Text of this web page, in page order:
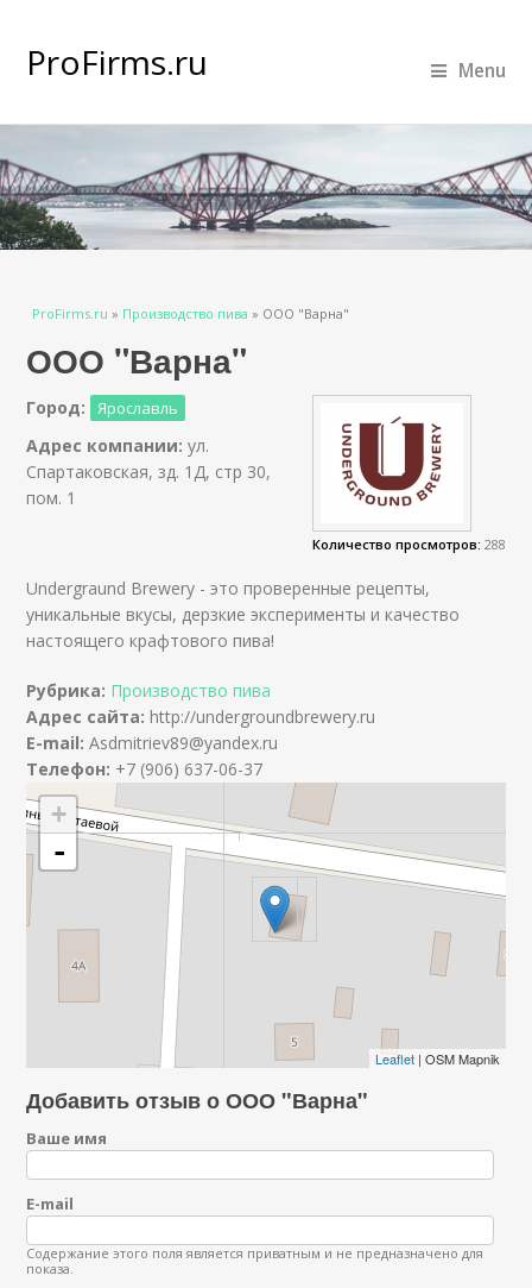
ProFirms.ru Menu
Вы здесь
ProFirms.ru » Производство пива » ООО "Варна"
ООО "Варна"
Количество просмотров: 288
Город: Ярославль
Адрес компании:ул.
Спартаковская, зд. 1Д, стр 30,
пом. 1
Undergraund Brewery - это проверенные рецепты,
уникальные вкусы, дерзкие эксперименты и качество
настоящего крафтового пива!
Рубрика: Производство пива
Адрес сайта: http://undergroundbrewery.ru
E-mail:Asdmitriev89@yandex.ru
Телефон: +7 (906) 637-06-37
+
-
Leaflet| OSM Mapnik
Добавить отзыв о ООО "Варна"
Ваше имя
E-mail
Содержание этого поля является приватным и не предназначено для
показа.